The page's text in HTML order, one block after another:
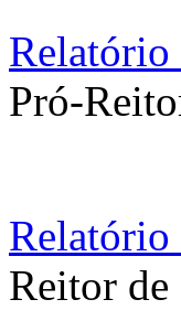
Relatório
Pró-
Relatório
Reitor de